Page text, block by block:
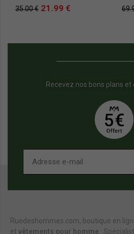
35.00 € 21.99 €
Recevez nos bons plans et
Ruedeshommes.com, boutique en
et vêtements pour homme :